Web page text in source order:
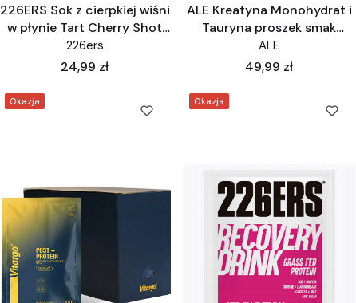
226ERS Sok z cierpkiej wiśni
w płynie Tart Cherry Shot
Nowość
226ers
Cena
24,99 zł
ALE Kreatyna Monohydrat i
Tauryna proszek smak
pomarańczowy ALE 500g
ALE
Cena
49,99 zł
Okazja Okazja